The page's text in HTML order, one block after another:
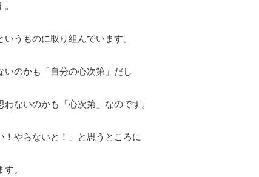
うものに取り組んでいます。
いのかも「自分の心次第」だし
ないのかも「心次第」なのです。
！やらないと！」と思うところに
。